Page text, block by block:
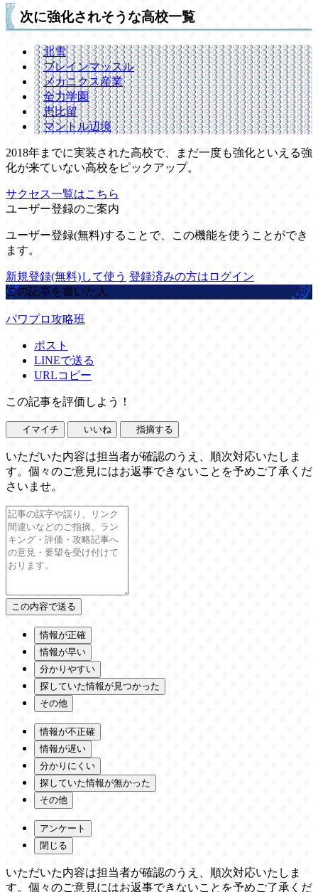
次に強化されそうな高校一覧
北雪
ブレインマッスル
メカニクス産業
全力学園
恵比留
マントル辺境
2018年までに実装された高校で、まだ一度も強化といえる強
化が来ていない高校をピックアップ。
サクセス一覧はこちら
ユーザー登録のご案内
ユーザー登録(無料)することで、この機能を使うことができ
ます。
新規登録(無料)して使う 登録済みの方はログイン
この記事を書いた人
パワプロ攻略班
ポスト
LINEで送る
URLコピー
この記事を評価しよう！
イマイチ いいね 指摘する
いただいた内容は担当者が確認のうえ、順次対応いたしま
す。個々のご意見にはお返事できないことを予めご了承くだ
さいませ。
情報が正確
情報が早い
分かりやすい
探していた情報が見つかった
その他
情報が不正確
情報が遅い
分かりにくい
探していた情報が無かった
その他
アンケート
閉じる
いただいた内容は担当者が確認のうえ、順次対応いたしま
す。個々のご意見にはお返事できないことを予めご了承くだ